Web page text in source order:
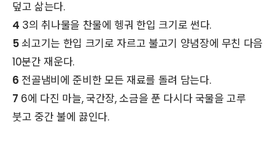
덮고 삶는다.
4 3의 취나물을 찬물에 헹궈 한입 크기로 썬다.
5쇠고기는 한입 크기로 자르고 불고기 양념장에 무친 다음
10분간 재운다.
6 전골냄비에 준비한 모든 재료를 돌려 담는다.
7 6에 다진 마늘, 국간장, 소금을 푼 다시다 국물을 고루
붓고 중간 불에 끓인다.